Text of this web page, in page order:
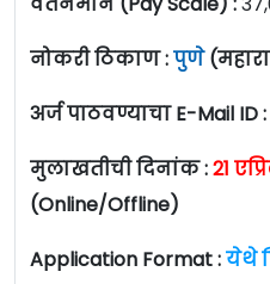
नोकरी ठिकाण :पुणे
अर्ज पाठवण्याचा E-Mail ID :
मुलाखतीची दिनांक :21
(Online/Offline)
Application Format :येथे